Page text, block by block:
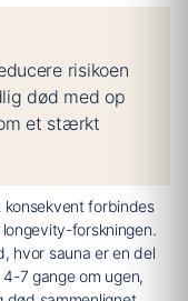
risikoen
død med op
et stærkt
konsekvent forbindes
forskningen.
hvor sauna er en del
7 gange om ugen,